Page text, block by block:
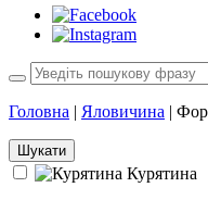
Головна | Яловичина |
Шукати
Курятина